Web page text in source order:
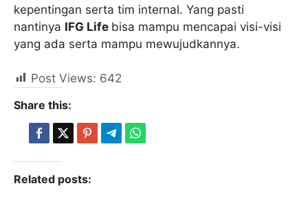
kepentingan serta tim internal. Yang pasti
nantinya IFG Life bisa mampu mencapai visi-visi
yang ada serta mampu mewujudkannya.
Post Views: 642
Share this:
Related posts: